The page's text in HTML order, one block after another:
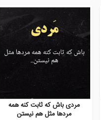
مردی باش که ثابت کنه همه
مردها مثل هم نیستن